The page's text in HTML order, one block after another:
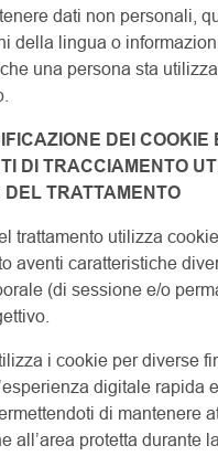
dati non personali,
della lingua o
una persona sta
DEI COOKIE
DI TRACCIAMENTO
DEL TRATTAMENTO
trattamento utilizza
aventi caratteristiche
(di sessione e/o
i cookie per diverse
digitale rapida
di mantenere
all’area protetta durante